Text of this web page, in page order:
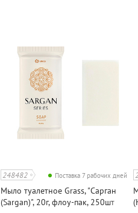
248482 Поставка 7 рабочих дней
Мыло туалетное Grass, "Сарган
(Sargan)", 20г, флоу-пак, 250шт